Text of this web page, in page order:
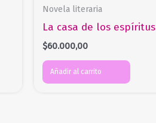
Novela literaria
La casa de los espíritus
$60.000,00
Añadir al carrito